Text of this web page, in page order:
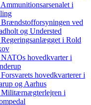
i
ved
og Understed
i Rold
NATOs hovedkvarter i
hovedkvarterer i
og Aarhus
Militærnægterlejren i